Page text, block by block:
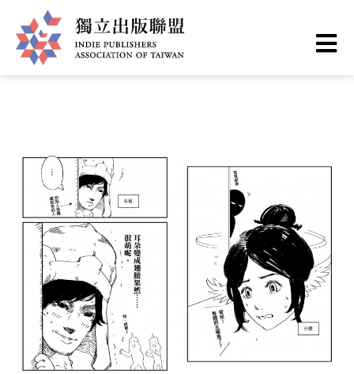
to
main
d
e
You
are
Home ❯ 出版現場